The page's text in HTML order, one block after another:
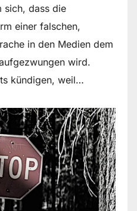
sich, dass die
einer falschen,
in den Medien dem
wird.
kündigen, weil…